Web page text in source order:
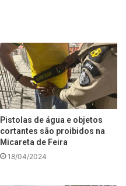
Pistolas de água e objetos
cortantes são proibidos na
Micareta de Feira
18/04/2024